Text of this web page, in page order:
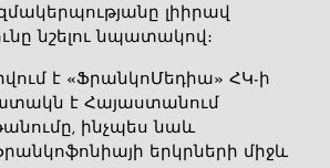
լիիրավ
նշելու նպատակով։
է «ՖրանկոՄեդիա» ՀԿ-ի
է Հայաստանում
ինչպես նաև
երկրների միջև